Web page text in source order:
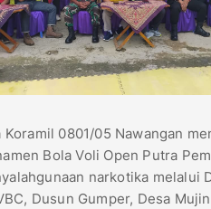
0801/05 Nawangan
Bola Voli Open Putra
narkotika melalui
Dusun Gumper, Desa